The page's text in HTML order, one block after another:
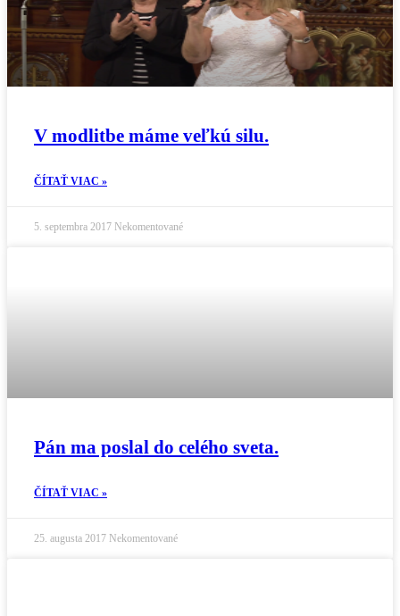
V modlitbe máme veľkú silu.
ČÍTAŤ VIAC »
5. septembra 2017 Nekomentované
Pán ma poslal do celého sveta.
ČÍTAŤ VIAC »
25. augusta 2017 Nekomentované